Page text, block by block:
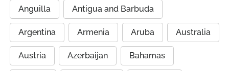
Anguilla Antigua and Barbuda
Argentina Armenia Aruba Australia
Austria Azerbaijan Bahamas